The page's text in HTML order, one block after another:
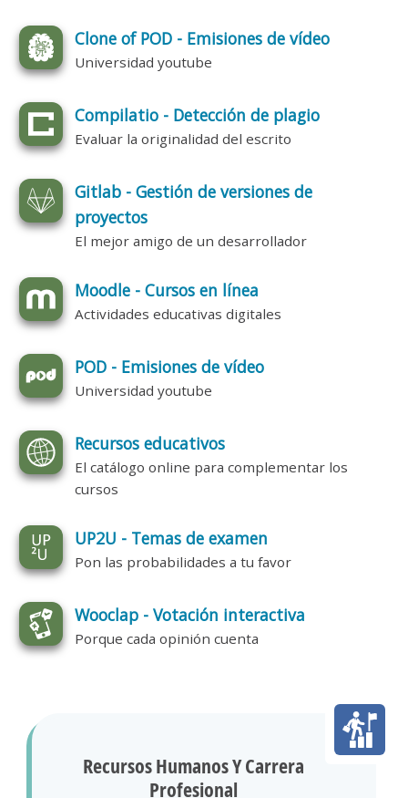
Clone of POD - Emisiones de vídeo
Universidad youtube
Compilatio - Detección de plagio
Evaluar la originalidad del escrito
Gitlab - Gestión de versiones de
proyectos
El mejor amigo de un desarrollador
Moodle - Cursos en línea
Actividades educativas digitales
POD - Emisiones de vídeo
Universidad youtube
Recursos educativos
El catálogo online para complementar los
cursos
UP2U - Temas de examen
Pon las probabilidades a tu favor
Wooclap - Votación interactiva
Porque cada opinión cuenta
Recursos Humanos Y Carrera
Profesional